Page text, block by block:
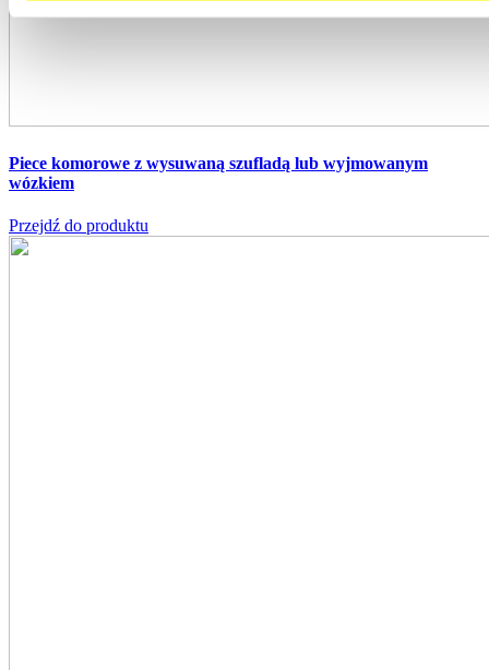
Piece komorowe z wysuwaną szufladą lub wyjmowanym
wózkiem
Przejdź do produktu